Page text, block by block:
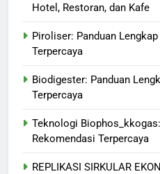
Hotel, Restoran, dan Kafe
Piroliser: Panduan
Terpercaya
Biodigester: Panduan
Terpercaya
Teknologi
Rekomendasi Terpercaya
REPLIKASI SIRKULAR